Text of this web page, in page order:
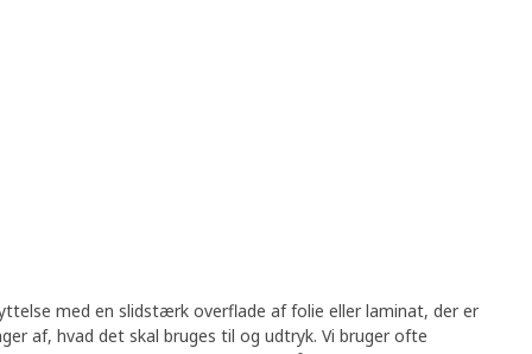
med en slidstærk overflade af folie eller laminat, der er
af, hvad det skal bruges til og udtryk. Vi bruger ofte